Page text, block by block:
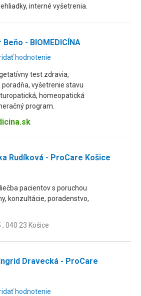
interné vyšetrenia.
- BIOMEDICÍNA
hodnotenie
test zdravia,
vyšetrenie stavu
homeopatická
program.
Rudíková - ProCare Košice
pacientov s poruchou
konzultácie, poradenstvo,
, 040 23 Košice
Dravecká - ProCare
hodnotenie